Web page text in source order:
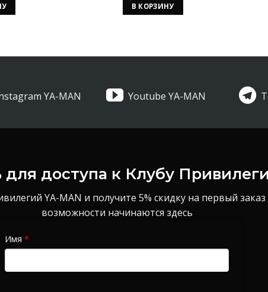
В КОРЗИНУ
YA-MAN Youtube YA-MAN
доступа к Клубу
YA-MAN и получите 5% скидку на первый
возможности начинаются здесь
Имя *